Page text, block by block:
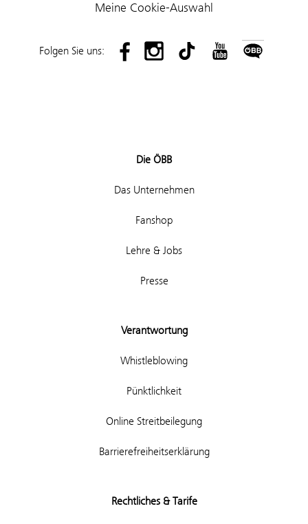
Meine Cookie-Auswahl
Folgen Sie uns:
Die ÖBB
Das Unternehmen
Fanshop
Lehre & Jobs
Presse
Verantwortung
Whistleblowing
Pünktlichkeit
Online Streitbeilegung
Barrierefreiheitserklärung
Rechtliches & Tarife